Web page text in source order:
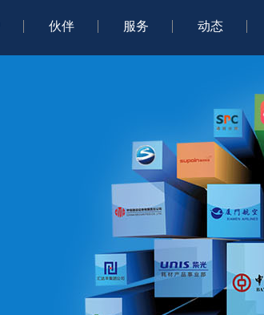
伙伴 服务 动态